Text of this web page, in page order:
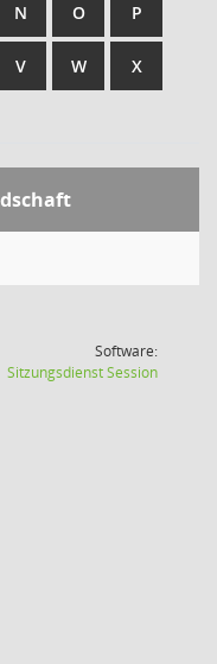
N O P
V W X
Software:
SitzungsdienstSession(Wird in